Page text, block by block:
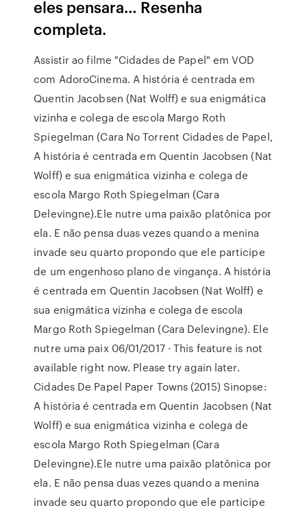
eles pensara… Resenha
completa.
Assistir ao filme "Cidades de Papel" em VOD
com AdoroCinema. A história é centrada em
Quentin Jacobsen (Nat Wolff) e sua enigmática
vizinha e colega de escola Margo Roth
Spiegelman (Cara No Torrent Cidades de Papel,
A história é centrada em Quentin Jacobsen (Nat
Wolff) e sua enigmática vizinha e colega de
escola Margo Roth Spiegelman (Cara
Delevingne).Ele nutre uma paixão platônica por
ela. E não pensa duas vezes quando a menina
invade seu quarto propondo que ele participe
de um engenhoso plano de vingança. A história
é centrada em Quentin Jacobsen (Nat Wolff) e
sua enigmática vizinha e colega de escola
Margo Roth Spiegelman (Cara Delevingne). Ele
nutre uma paix 06/01/2017 · This feature is not
available right now. Please try again later.
Cidades De Papel Paper Towns (2015) Sinopse:
A história é centrada em Quentin Jacobsen (Nat
Wolff) e sua enigmática vizinha e colega de
escola Margo Roth Spiegelman (Cara
Delevingne).Ele nutre uma paixão platônica por
ela. E não pensa duas vezes quando a menina
invade seu quarto propondo que ele participe